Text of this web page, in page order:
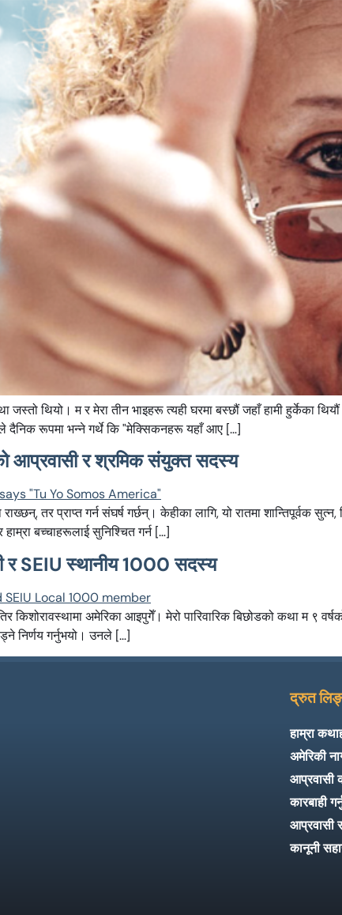
जस्तो थियो। म र मेरा तीन भाइहरू त्यही घरमा बस्छौं जहाँ हामी हुर्केका
दैनिक रूपमा भन्ने गर्थे कि "मेक्सिकनहरू यहाँ आए […]
आप्रवासी र श्रमिक संयुक्त सदस्य
तर प्राप्त गर्न संघर्ष गर्छन्। केहीका लागि, यो रातमा शान्तिपूर्वक
हाम्रा बच्चाहरूलाई सुनिश्चित गर्न […]
र SEIU स्थानीय 1000 सदस्य
किशोरावस्थामा अमेरिका आइपुगेँ। मेरो पारिवारिक बिछोडको कथा म ९
निर्णय गर्नुभयो। उनले […]
द्रुत
हाम्रा
अमेरिकी
आप्रवासी
कारबाही
आप्रवासी
कानूनी